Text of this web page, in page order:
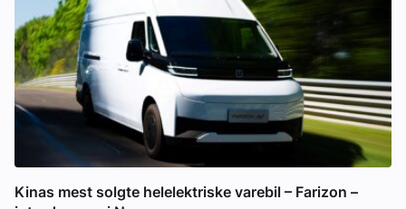
Kinas mest solgte helelektriske varebil – Farizon –